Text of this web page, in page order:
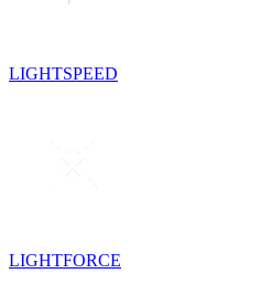
LIGHTSPEED
LIGHTFORCE